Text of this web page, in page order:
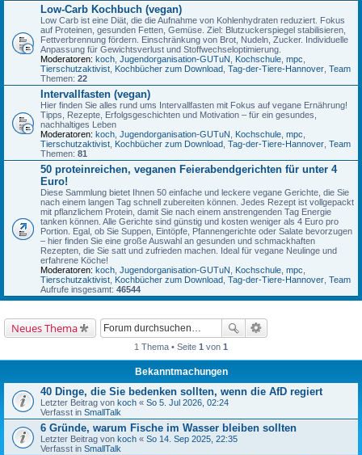
Low-Carb Kochbuch (vegan)
Low Carb ist eine Diät, die die Aufnahme von Kohlenhydraten reduziert. Fokus
auf Proteinen, gesunden Fetten, Gemüse. Ziel: Blutzuckerspiegel stabilisieren,
Fettverbrennung fördern. Einschränkung von Brot, Nudeln, Zucker. Individuelle
Anpassung für Gewichtsverlust und Stoffwechseloptimierung.
Moderatoren: koch, Jugendorganisation-GUTuN, Kochschule, mpc,
Tierschutzaktivist, Kochbücher zum Download, Tag-der-Tiere-Hannover, Team
Themen: 22
Intervallfasten (vegan)
Hier finden Sie alles rund ums Intervallfasten mit Fokus auf vegane Ernährung!
Tipps, Rezepte, Erfolgsgeschichten und Motivation – für ein gesundes,
nachhaltiges Leben
Moderatoren: koch, Jugendorganisation-GUTuN, Kochschule, mpc,
Tierschutzaktivist, Kochbücher zum Download, Tag-der-Tiere-Hannover, Team
Themen: 81
50 proteinreichen, veganen Feierabendgerichten für unter 4
Euro!
Diese Sammlung bietet Ihnen 50 einfache und leckere vegane Gerichte, die Sie
nach einem langen Tag schnell zubereiten können. Jedes Rezept ist vollgepackt
mit pflanzlichem Protein, damit Sie nach einem anstrengenden Tag Energie
tanken können. Alle Gerichte sind günstig und kosten weniger als 4 Euro pro
Portion. Egal, ob Sie Suppen, Eintöpfe, Pfannengerichte oder Salate bevorzugen
– hier finden Sie eine große Auswahl an gesunden und schmackhaften
Rezepten, die Sie satt und zufrieden machen. Ideal für vegane Neulinge und
erfahrene Köche!
Moderatoren: koch, Jugendorganisation-GUTuN, Kochschule, mpc,
Tierschutzaktivist, Kochbücher zum Download, Tag-der-Tiere-Hannover, Team
Aufrufe insgesamt: 46544
Neues Thema
1 Thema • Seite 1 von 1
Bekanntmachungen
40 Dinge, die Sie bedenken sollten, wenn die AfD regiert
Letzter Beitrag von koch « So 5. Jul 2026, 02:24
Verfasst in SmallTalk
6 Gründe, warum Fische im Wasser bleiben sollten
Letzter Beitrag von koch « So 14. Sep 2025, 22:35
Verfasst in SmallTalk